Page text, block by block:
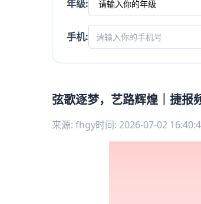
年级:
手机:
弦歌逐梦，艺路辉煌｜捷
来源: fhgy时间: 2026-07-02